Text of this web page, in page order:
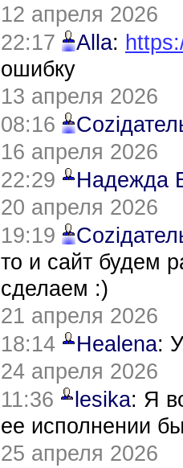
12 апреля 2026
22:17
Alla:
ошибку
13 апреля 2026
08:16
16 апреля 2026
22:29
Надежда
20 апреля 2026
19:19
то и сайт будем
сделаем :)
21 апреля 2026
18:14
Healena:
24 апреля 2026
11:36
lesika: Я
ее исполнении
25 апреля 2026